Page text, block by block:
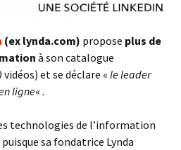
(ex lynda.com) propose plus de
à son catalogue
et se déclare « le leader
ligne« .
technologies de l’information
sa fondatrice Lynda